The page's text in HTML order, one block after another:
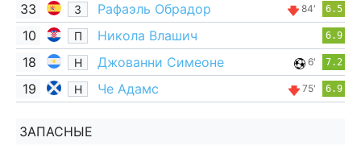
33 З Рафаэль Обрадор 84' 6.5
10 П Никола Влашич 6.9
18 Н Джованни Симеоне 6' 7.2
19 Н Че Адамс 75' 6.9
ЗАПАСНЫЕ